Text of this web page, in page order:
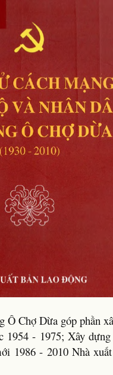
Chợ Dừa góp phần
1954 - 1975; Xây
1986 - 2010 Nhà